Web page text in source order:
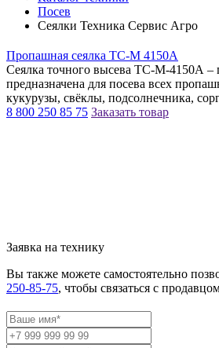
Посев
Сеялки Техника Сервис Агро
Пропашная сеялка TC-M 4150А
Сеялка точного высева ТС-М-4150А –
предназначена для посева всех
кукурузы, свёклы, подсолнечника,
8 800 250 85 75 Заказать товар
Заявка на технику
Вы также можете самостоятельно
250-85-75, чтобы связаться с